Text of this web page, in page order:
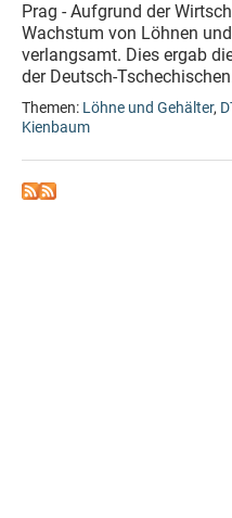
Prag - Aufgrund der
Wachstum von Löhnen
verlangsamt. Dies ergab
der Deutsch-
Themen: Löhne und Gehälter,
Kienbaum